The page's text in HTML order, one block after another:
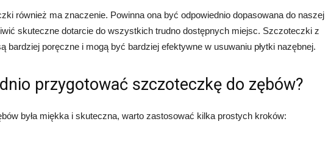
również ma znaczenie. Powinna ona być odpowiednio dopasowana do naszej
skuteczne dotarcie do wszystkich trudno dostępnych miejsc. Szczoteczki z
bardziej poręczne i mogą być bardziej efektywne w usuwaniu płytki nazębnej.
przygotować szczoteczkę do zębów?
była miękka i skuteczna, warto zastosować kilka prostych kroków: